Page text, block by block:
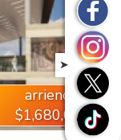
arriendo
$1,680,000
➤